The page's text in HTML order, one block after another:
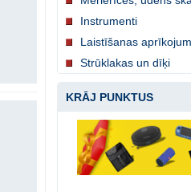
Instrumenti
Laistīšanas
Strūklakas un dīķi
KRĀJ PUNKTUS